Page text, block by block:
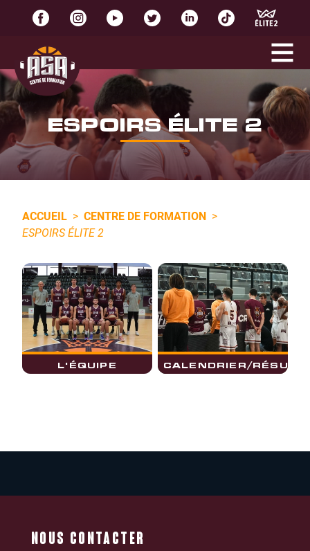
ESPOIRS ÉLITE 2
ACCUEIL > CENTRE DE FORMATION >
ESPOIRS ÉLITE 2
L'ÉQUIPE CALENDRIER/
NOUS CONTACTER